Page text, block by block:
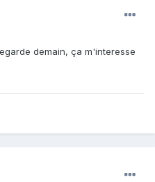
demain, ça m'interesse